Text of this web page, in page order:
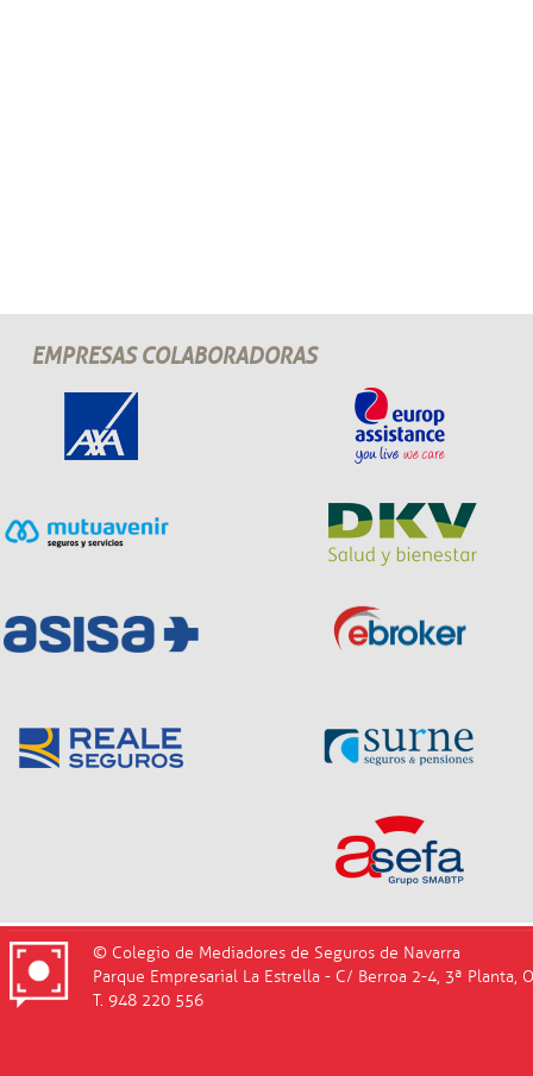
EMPRESAS COLABORADORAS
© Colegio de Mediadores de Seguros de Navarra
Parque Empresarial La Estrella - C/ Berroa 2-4, 3ª Planta,
T. 948 220 556